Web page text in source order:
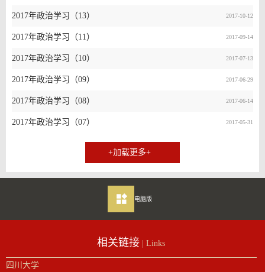
2017-10-12
2017年政治学习（13）
2017-09-14
2017年政治学习（11）
2017-07-13
2017年政治学习（10）
2017-06-29
2017年政治学习（09）
2017-06-14
2017年政治学习（08）
2017-05-31
2017年政治学习（07）
+加载更多+
电脑版
相关链接 | Links
四川大学